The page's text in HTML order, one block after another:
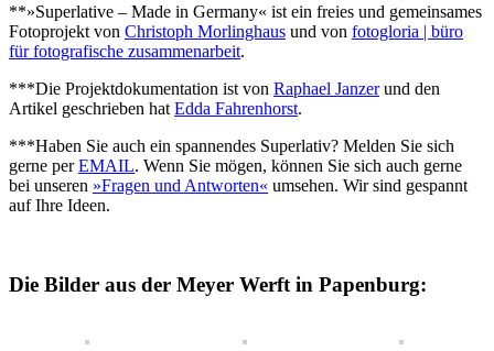
**»Superlative – Made in Germany« ist ein freies und gemeinsames
Fotoprojekt von Christoph Morlinghaus und von fotogloria | büro
für fotografische zusammenarbeit.
***Die Projektdokumentation ist von Raphael Janzerund den
Artikel geschrieben hat Edda Fahrenhorst.
***Haben Sie auch ein spannendes Superlativ? Melden Sie sich
gerne perEMAIL. Wenn Sie mögen, können Sie sich auch gerne
bei unseren »Fragen und Antworten« umsehen. Wir sind gespannt
auf Ihre Ideen.
Die Bilder aus der Meyer Werft in Papenburg: